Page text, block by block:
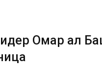
Омар ал